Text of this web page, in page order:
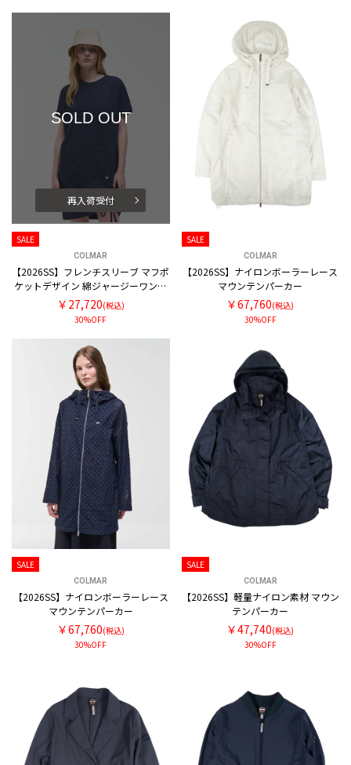
SOLD OUT
再入荷受付
SALE
COLMAR
【2026SS】フレンチスリーブ マフポ
ケットデザイン 綿ジャージーワンピ
ース
￥27,720(税込)
30%OFF
SALE
COLMAR
【2026SS】ナイロンボーラーレース
マウンテンパーカー
￥67,760(税込)
30%OFF
SALE
COLMAR
【2026SS】ナイロンボーラーレース
マウンテンパーカー
￥67,760(税込)
30%OFF
SALE
COLMAR
【2026SS】軽量ナイロン素材 マウン
テンパーカー
￥47,740(税込)
30%OFF